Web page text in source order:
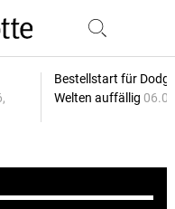
Bestellstart für
Welten auffällig